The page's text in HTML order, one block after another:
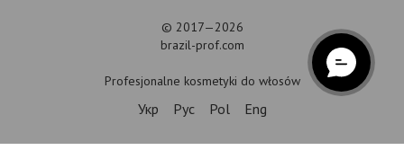
© 2017—2026
brazil-prof.com
Profesjonalne kosmetyki do włosów
Укр Рус Pol Eng